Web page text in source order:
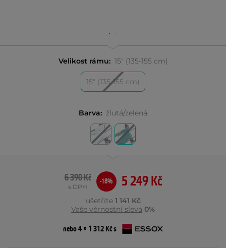
Velikost rámu: 15" (135-155 cm)
15" (135-155 cm)
Barva: žlutá/zelená
5 249 Kč
6 390 Kč
s DPH
-18%
ušetříte 1 141 Kč
Vaše věrnostní sleva 0%
nebo 4 × 1 312 Kč s